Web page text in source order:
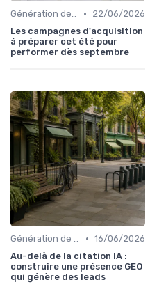
Génération de leads B2B •
22/06/2026
Les campagnes d'acquisition
à préparer cet été pour
performer dès septembre
Génération de leads B2B • 16/06/2026
Au-delà de la citation IA :
construire une présence GEO
qui génère des leads